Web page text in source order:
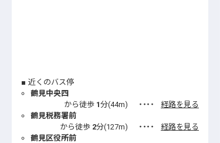
近くのバス停
鶴見中央四
から徒歩 1分(44m) ・・・・
経路を見る
鶴見税務署前
から徒歩 2分(127m) ・・・・
経路を見る
鶴見区役所前